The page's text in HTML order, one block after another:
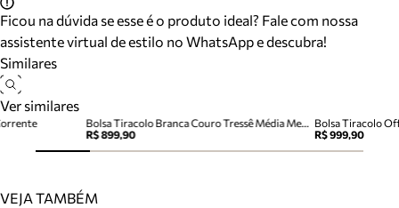
Ficou na dúvida se esse é o produto ideal? Fale com nossa
assistente virtual de estilo no WhatsApp e descubra!
Similares
Ver similares
Bolsa Tiracolo Branca Couro Tressê Média Metal
R$ 899,90
Bolsa Tiracolo
R$ 999,90
VEJA TAMBÉM